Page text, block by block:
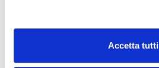
Accetta tutti